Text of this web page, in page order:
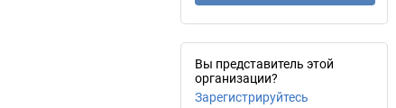
Вы представитель этой
организации?
Зарегистрируйтесь